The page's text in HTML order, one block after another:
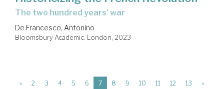
the two hundred years' war
De Francesco, Antonino
Bloomsbury Academic. London, 2023
« 2 3 4 5 6 7(current)
8 9 10 11 12 13 »